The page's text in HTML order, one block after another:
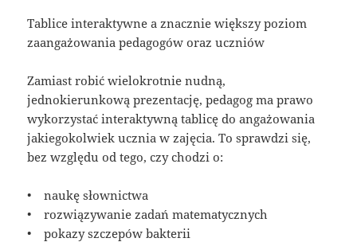
Tablice interaktywne a znacznie większy poziom
zaangażowania pedagogów oraz uczniów
Zamiast robić wielokrotnie nudną,
jednokierunkową prezentację, pedagog ma prawo
wykorzystać interaktywną tablicę do angażowania
jakiegokolwiek ucznia w zajęcia. To sprawdzi się,
bez względu od tego, czy chodzi o:
• naukę słownictwa
• rozwiązywanie zadań matematycznych
• pokazy szczepów bakterii